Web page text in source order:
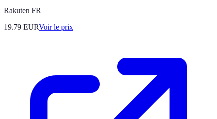
Rakuten FR
19.79 EURVoir le prix